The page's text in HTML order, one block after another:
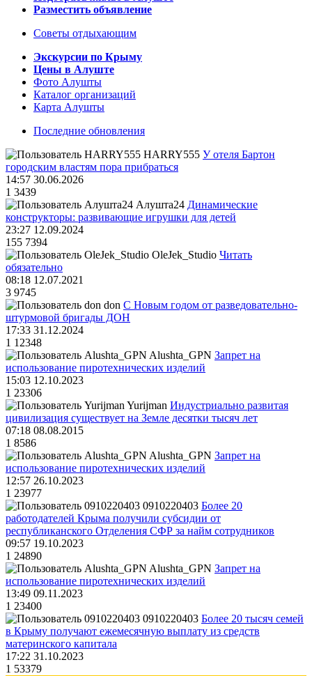
Разместить объявление
Советы отдыхающим
Экскурсии по Крыму
Цены в Алуште
Фото Алушты
Каталог организаций
Карта Алушты
Последние обновления
HARRY555 У отеля Бартон
городским властям пора прибраться
14:57 30.06.2026
1 3439
Алушта24 Динамические
конструкторы: развивающие игрушки для детей
23:27 12.09.2024
155 7394
OleJek_Studio Читать
обязательно
08:18 12.07.2021
3 9745
don С Новым годом от разведовательно-
штурмовой бригады ДОН
17:33 31.12.2024
1 12348
Alushta_GPN Запрет на
использование пиротехнических изделий
15:03 12.10.2023
1 23306
Yurijman Индустриально развитая
цивилизация существует на Земле десятки тысяч лет
07:18 08.08.2015
1 8586
Alushta_GPN Запрет на
использование пиротехнических изделий
12:57 26.10.2023
1 23977
0910220403 Более 20
работодателей Крыма получили субсидии от
республиканского Отделения СФР за найм сотрудников
09:57 19.10.2023
1 24890
Alushta_GPN Запрет на
использование пиротехнических изделий
13:49 09.11.2023
1 23400
0910220403 Более 20 тысяч семей
в Крыму получают ежемесячную выплату из средств
материнского капитала
17:22 31.10.2023
1 53379